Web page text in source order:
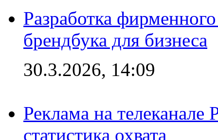
Разработка
брендбука для бизнеса
30.3.2026, 14:09
Реклама на
статистика охвата